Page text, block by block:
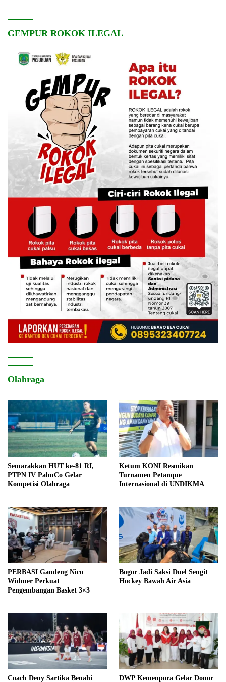
GEMPUR ROKOK ILEGAL
Olahraga
Semarakkan HUT ke-81 RI,
PTPN IV PalmCo Gelar
Kompetisi Olahraga
Ketum KONI Resmikan
Turnamen Petanque
Internasional di UNDIKMA
PERBASI Gandeng Nico
Widmer Perkuat
Pengembangan Basket 3×3
Bogor Jadi Saksi Duel Sengit
Hockey Bawah Air Asia
Coach Deny Sartika Benahi DWP Kemenpora Gelar Donor